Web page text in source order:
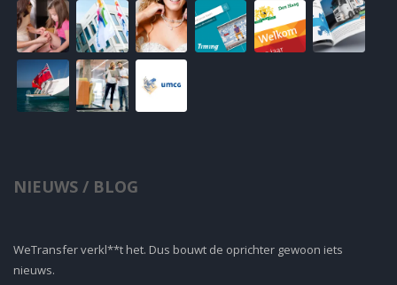
NIEUWS / BLOG
WeTransfer verkl**t het. Dus bouwt de oprichter gewoon iets
nieuws.